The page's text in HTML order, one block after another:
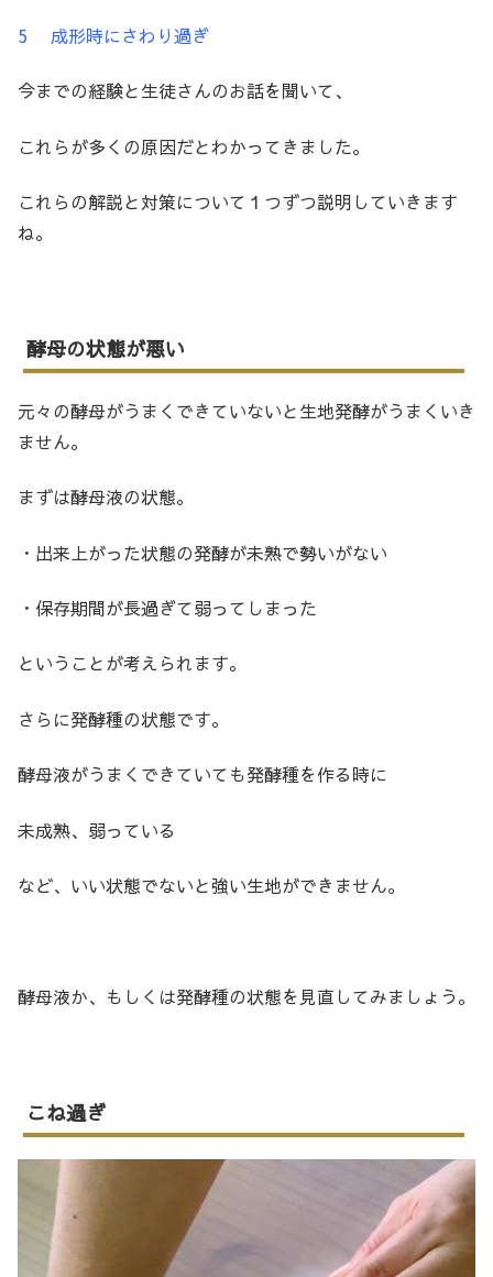
5 成形時にさわり過ぎ
今までの経験と生徒さんのお話を聞いて、
これらが多くの原因だとわかってきました。
これらの解説と対策について１つずつ説明していきます
ね。
酵母の状態が悪い
元々の酵母がうまくできていないと生地発酵がうまくいき
ません。
まずは酵母液の状態。
・出来上がった状態の発酵が未熟で勢いがない
・保存期間が長過ぎて弱ってしまった
ということが考えられます。
さらに発酵種の状態です。
酵母液がうまくできていても発酵種を作る時に
未成熟、弱っている
など、いい状態でないと強い生地ができません。
酵母液か、もしくは発酵種の状態を見直してみましょう。
こね過ぎ